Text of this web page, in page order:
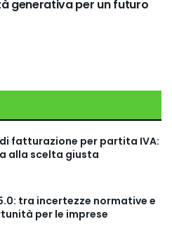
generativa per un futuro
fatturazione per partita IVA:
alla scelta giusta
tra incertezze normative e
per le imprese